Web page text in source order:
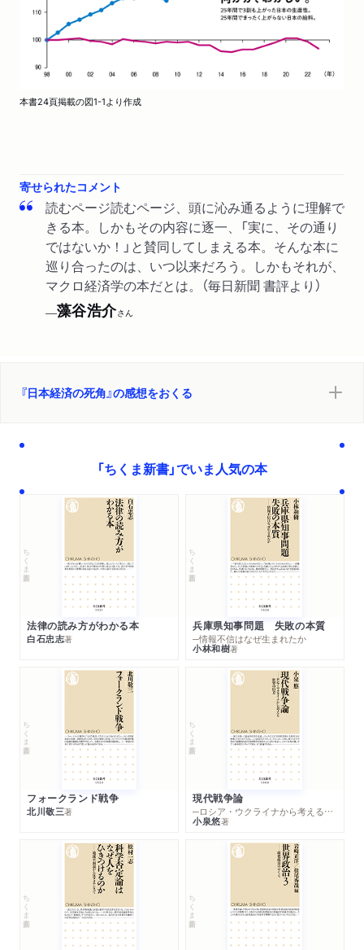
率の推移／週48時間労働制から週40時間労働制への移行／労働
時間短縮のインパクト／バブル崩壊後のツケ払い
２ 再考なぜ過剰問題が広範囲に広がったか
改革も潜在成長率を低下させる／かつての欧州とは問題が異な
方
１ もう一つの成長阻害要因
これまでのまとめ／メンバーシップ型雇用とジョブ型雇用／雇
用制度を変えようとすると他の制度との摩擦が生じる／メイン
バンク制の崩壊と日本版コーポレートガバナンス改革の開始／
メインバンク制のもう一つの役割／理想の経営からの乖離／冴
株式市場の実態／収奪される企業価値／本末転倒の受託者責任
３ 漸進的な雇用制度改革の構想
ジョブ型を導入すると一発屋とゴマすりが跋扈／長期雇用制の
維持と早期選抜制の導入
第７章 イノベーションを社会はどう飼いならすか
１ イノベーションは本来、収奪的
果実の見えないテクノロジー革命／ハラリが警鐘を鳴らしたデ
ィストピア／イノベーションの二つのタイプ／生産性バンドワ
ゴン効果は働くか／平均生産性と限界生産性の違い／第一次産
た蒸気機関車網の整備／汎用技術が重要という話だけではない
／資本家や起業家への対抗力を高める／戦後の包摂的なイノベ
ーション／自動車産業の勃興のインパクト
２ 野生的なイノベーションをどう飼いならすか
1970年代以降の成長の足踏み／イノベーションで失われた中間
的な賃金の仕事／イノベーションのビジョンとフリードマン・
ドクトリン／具体案を提示したのはマイケル・ジェンセン／成
長の下方屈折とその処方箋／ノーベル経済学賞の反省？／経済
政策の反省／野生化するイノベーション／収奪的だった農耕牧
畜革命／ＡＩ新時代の社会の行方／既存システムの限界／付加
価値の配分の見直し／反・生産性バンドワゴンを止めよ
WEB2026/04/30
ダイヤモンド・オンラインに河野龍太郎さんと渡辺努さん
の対談が掲載されました。「【ベスト経済書2026・トップ2
著者対談／前編】『物価を考える』『日本経済の死角』著者2
済書2026・1～10位】経済・経営学者78人が選んだベスト
10はどんな本？日本経済の課題と病巣が浮き彫りに」
2026/03/19
毎日新聞に著者インタビューが掲載されました。「低迷続
く実質賃金 エコノミストに聞く」
WEB2026/01/21
「週刊エコノミスト」で著者が藻谷浩介さんと対談しまし
雑誌
「週刊東洋経済」12月27日・1月3日合併号で紹介されまし
た。「有識者が選ぶ｢ベスト経済書2025｣【1位】。人気エコ
ノミストが独自視点で日本経済の謎に斬り込む」
新聞2025/12/20
松原隆一郎さん）
新聞
読売新聞で河野龍太郎さんの論考が紹介されました。「［回
顧2025］論壇 崩れゆく戦後秩序に向き合う」
雑誌 2025/12/15
週刊エコノミスト12/23号に河野龍太郎さんと藻谷浩介さ
中央公論2026年1月号に河野龍太郎さんと渡辺努さんの対談が
掲載されました。「日本は「実質ゼロベア・ノルム」から脱せる
本書24頁掲載の図1-1より作成
寄せられたコメント
読むページ読むページ、頭に沁み通るように理解で
きる本。しかもその内容に逐一、「実に、その通り
ではないか！」と賛同してしまえる本。そんな本に
巡り合ったのは、いつ以来だろう。しかもそれが、
マクロ経済学の本だとは。（毎日新聞 書評より）
──藻谷浩介さん
『日本経済の死角』の感想をおくる
「ちくま新書」でいま人気の本
ちくま新書
法律の読み方がわかる本
白石忠志著
ちくま新書
兵庫県知事問題 失敗の本質
─情報不信はなぜ生まれたか
小林和樹著
ちくま新書
フォークランド戦争
北川敬三著
ちくま新書
現代戦争論
─ロシア・ウクライナから考える世界の行方
小泉悠著
ちくま新書 ちくま新書